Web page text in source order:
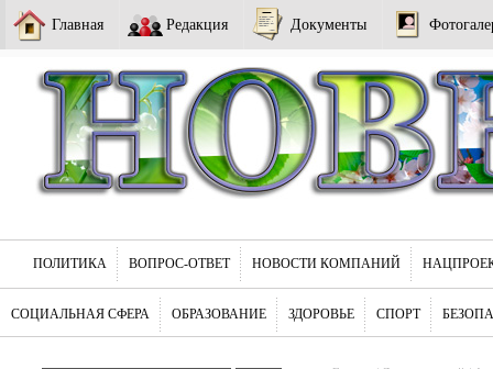
Главная Редакция Документы
ПОЛИТИКА ВОПРОС-ОТВЕТ НОВОСТИ КОМПАНИЙ
СОЦИАЛЬНАЯ СФЕРА ОБРАЗОВАНИЕ ЗДОРОВЬЕ СПОРТ